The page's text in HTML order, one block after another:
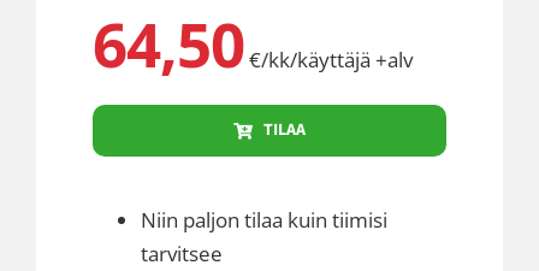
64,50€/kk/käyttäjä +alv
TILAA
Niin paljon tilaa kuin tiimisi
tarvitsee